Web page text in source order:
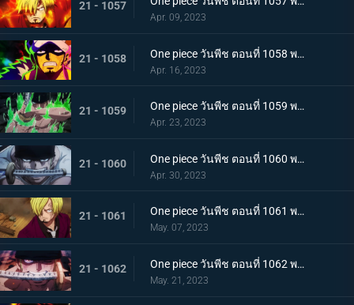
21 - 1057
Apr. 09, 2023
21 - 1058 One piece วันพีช ตอนที่ 1058 พากย์ไทย การจู่โจมของนักบวชเพลิงผลาญ เงื้อมมือปีศาจของโอโรจิที่คืบคลานเข้ามา
Apr. 16, 2023
21 - 1059 One piece วันพีช ตอนที่ 1059 พากย์ไทย โซโลตกที่นั่งลำบาก สัตว์ประหลาดคิงแห่งอัคคีภัย
Apr. 23, 2023
21 - 1060 One piece วันพีช ตอนที่ 1060 พากย์ไทย ความลับของเอ็นมะ ดาบปีศาจที่ฝากไว้กับโซโล
Apr. 30, 2023
21 - 1061 One piece วันพีช ตอนที่ 1061 พากย์ไทย หนึ่งการโจมตีของเทพอสูร ซันจิ ปะทะ ควีน
May. 07, 2023
21 - 1062 One piece วันพีช ตอนที่ 1062 พากย์ไทย วิชาสามดาบแห่งราชัน โซโล ปะทะ คิง
May. 21, 2023